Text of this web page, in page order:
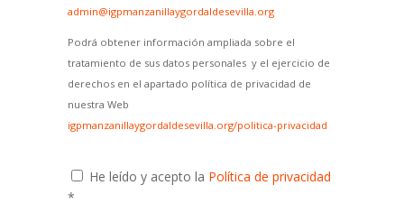
admin@igpmanzanillaygordaldesevilla.org
Podrá obtener información ampliada sobre el
tratamiento de sus datos personales y el ejercicio de
derechos en el apartado política de privacidad de
nuestra Web
igpmanzanillaygordaldesevilla.org/politica-privacidad
He leído y acepto la Política de privacidad
*